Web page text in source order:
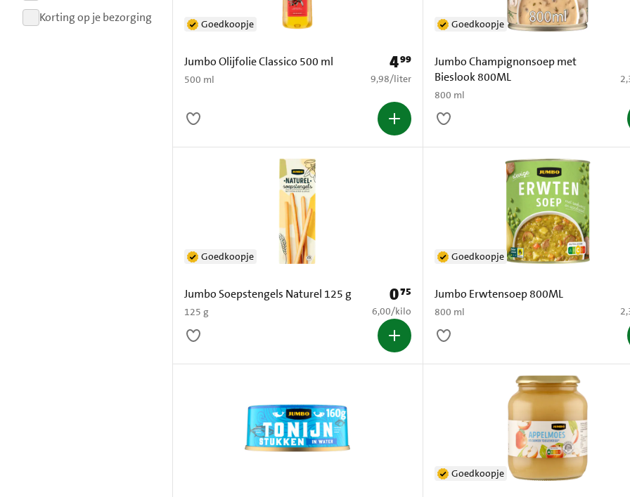
resultaten
Korting op je bezorging
Jumbo Olijfolie Classico 500 ml
500 ml
Goedkoopje
Prijs: € 4,99
499
€ 9,98 per liter
9,98/liter
Jumbo Champignonsoep met
Bieslook 800ML
800 ml
Goedkoopje
€
Jumbo Soepstengels Naturel 125 g
125 g
Goedkoopje
Prijs: € 0,75
075
€ 6,00 per kilo
6,00/kilo
Jumbo Erwtensoep 800ML
800 ml
Goedkoopje
€
Goedkoopje